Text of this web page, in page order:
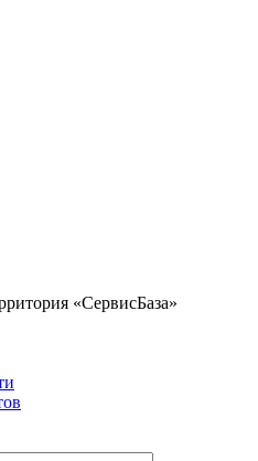
«СервисБаза»